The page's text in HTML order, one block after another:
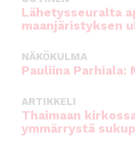
Lähetysseuralta
maanjäristyksen
NÄKÖKULMA
Pauliina Parhiala:
ARTIKKELI
Thaimaan
ymmärrystä